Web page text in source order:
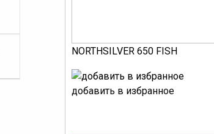
NORTHSILVER 650 FISH
добавить в избранное